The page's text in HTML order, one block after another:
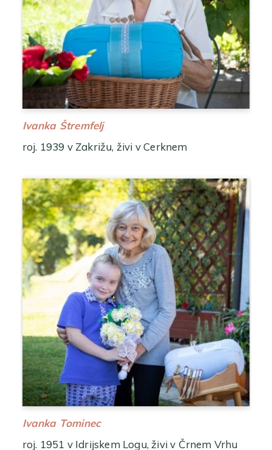
Ivanka Štremfelj
roj. 1939 v Zakrižu, živi v Cerknem
Ivanka Tominec
roj. 1951 v Idrijskem Logu, živi v Črnem Vrhu